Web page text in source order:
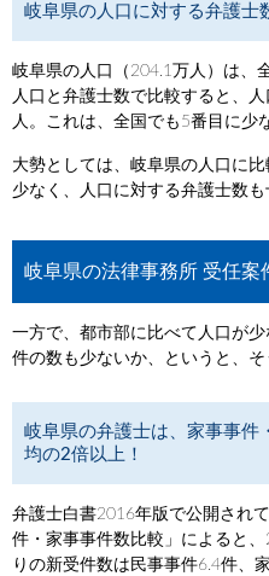
岐阜県の人口に対する弁護士
岐阜県の人口（204.1万人）は、
人口と弁護士数で比較すると、
人。これは、全国でも5番目に少
大勢としては、岐阜県の人口に
少なく、人口に対する弁護士数
岐阜県の法律事務所 受任案
一方で、都市部に比べて人口が
件の数も少ないか、というと、そ
岐阜県の弁護士は、家事事件
均の2倍以上！
弁護士白書2016年版で公開され
件・家事事件数比較」によると
りの新受件数は民事事件6.4件、